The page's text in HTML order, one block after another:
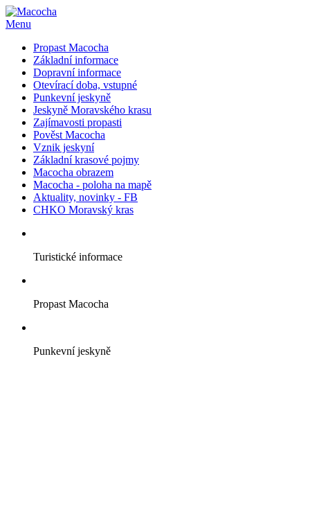
Menu
Propast Macocha
Základní informace
Dopravní informace
Otevírací doba, vstupné
Punkevní jeskyně
Jeskyně Moravského krasu
Zajímavosti propasti
Pověst Macocha
Vznik jeskyní
Základní krasové pojmy
Macocha obrazem
Macocha - poloha na mapě
Aktuality, novinky - FB
CHKO Moravský kras
Turistické informace
Propast Macocha
Punkevní jeskyně